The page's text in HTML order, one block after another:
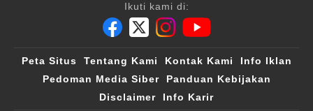
Ikuti kami di:
Peta Situs Tentang Kami Kontak Kami
Info Iklan
Pedoman Media Siber
Panduan Kebijakan
Disclaimer
Info Karir